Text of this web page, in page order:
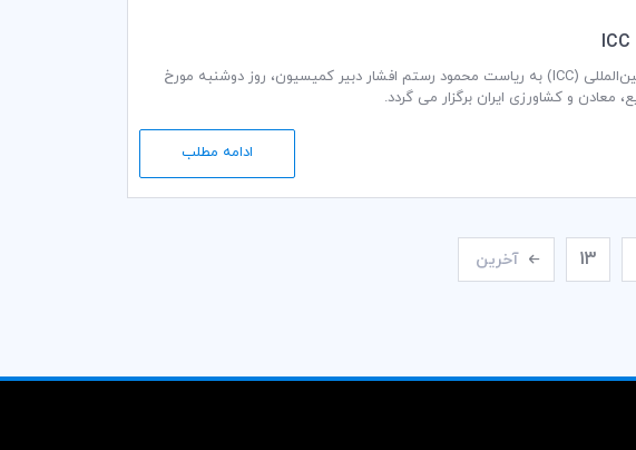
جلسه کمیسیون تسهیلات گمرکی و تجاری کمیته ایرانی اتاق بازرگانی بین‌المللی (ICC) به ریاست محمود رستم افشار دبير كمیسيون، روز دوشنبه مورخ
ادامه مطلب
13 آخرین